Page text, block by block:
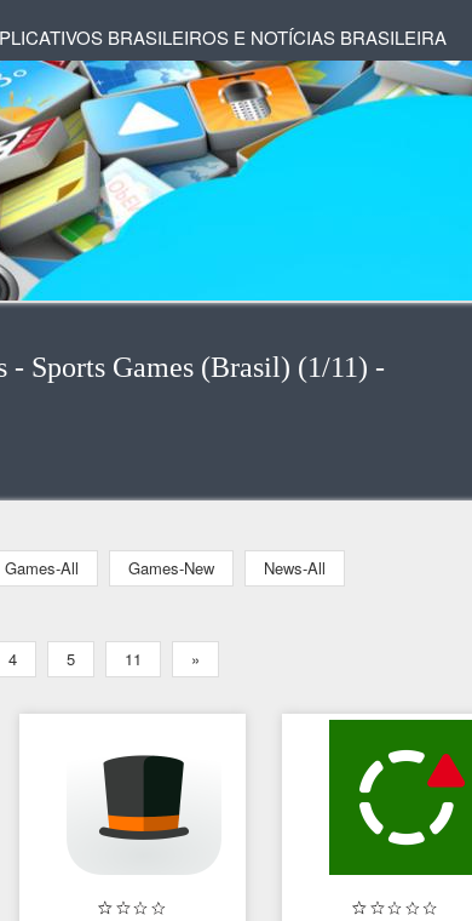
BRASILEIROS E NOTÍCIAS BRASILEIRA
Sports Games (Brasil) (1/11) -
Games-All Games-New News-All
4 5 11 »